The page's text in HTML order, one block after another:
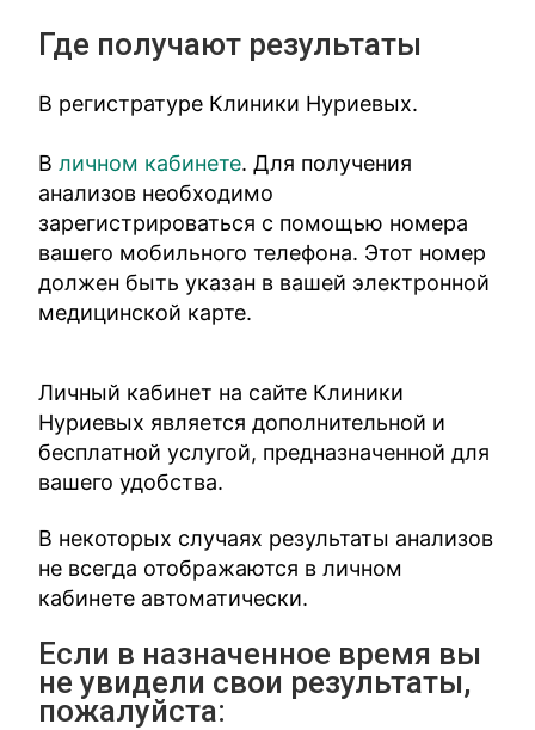
Где получают результаты
В регистратуре Клиники Нуриевых.
Вличном кабинете. Для получения
анализов необходимо
зарегистрироваться с помощью номера
вашего мобильного телефона. Этот номер
должен быть указан в вашей электронной
медицинской карте.
Личный кабинет на сайте Клиники
Нуриевых является дополнительной и
бесплатной услугой, предназначенной для
вашего удобства.
В некоторых случаях результаты анализов
не всегда отображаются в личном
кабинете автоматически.
Если в назначенное время вы
не увидели свои результаты,
пожалуйста: